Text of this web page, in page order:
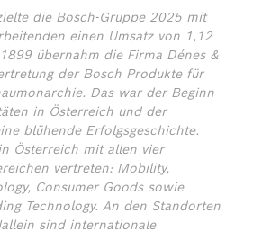
die Bosch-Gruppe 2025 mit
einen Umsatz von 1,12
übernahm die Firma Dénes &
der Bosch Produkte für
Das war der Beginn
in Österreich und der
blühende Erfolgsgeschichte.
Österreich mit allen vier
vertreten: Mobility,
Consumer Goods sowie
Technology. An den Standorten
sind internationale